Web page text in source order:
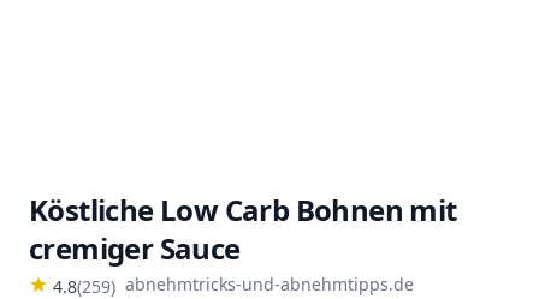
Köstliche Low Carb Bohnen mit
cremiger Sauce
4.8(259) abnehmtricks-und-abnehmtipps.de